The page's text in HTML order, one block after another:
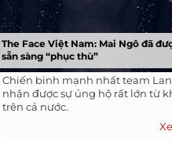
The Face Việt Nam: Mai Ngô đã
sẵn sàng “phục thù”
Chiến binh mạnh nhất team
nhận được sự ủng hộ rất lớn từ
trên cả nước.